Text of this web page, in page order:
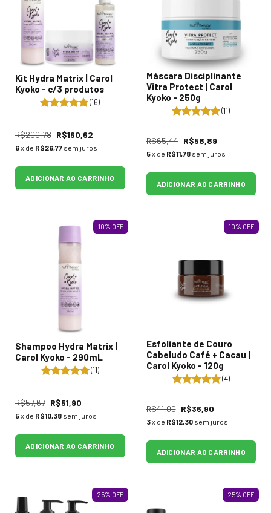
Kit Hydra Matrix | Carol
Kyoko - c/3 produtos
(16)
R$200,78 R$160,62
6x de R$26,77 sem juros
ADICIONAR AO CARRINHO
Máscara Disciplinante
Vitra Protect | Carol
Kyoko - 250g
(11)
R$65,44 R$58,89
5x de R$11,78 sem juros
ADICIONAR AO CARRINHO
10% OFF
Shampoo Hydra Matrix |
Carol Kyoko - 290mL
(11)
R$57,67 R$51,90
5x de R$10,38 sem juros
ADICIONAR AO CARRINHO
10% OFF
Esfoliante de Couro
Cabeludo Café + Cacau |
Carol Kyoko - 120g
(4)
R$41,00 R$36,90
3x de R$12,30 sem juros
ADICIONAR AO CARRINHO
25% OFF 25% OFF